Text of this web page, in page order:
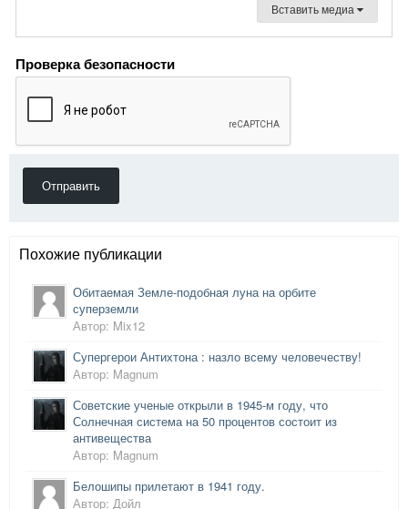
Вставить медиа
Проверка безопасности
Отправить
Похожие публикации
Обитаемая Земле-подобная луна на орбите
суперземли
Автор: Mix12
Супергерои Антихтона : назло всему человечеству!
Автор: Magnum
Советские ученые открыли в 1945-м году, что
Солнечная система на 50 процентов состоит из
антивещества
Автор: Magnum
Белошипы прилетают в 1941 году.
Автор: Дойл